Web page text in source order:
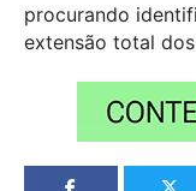
procurando
extensão total